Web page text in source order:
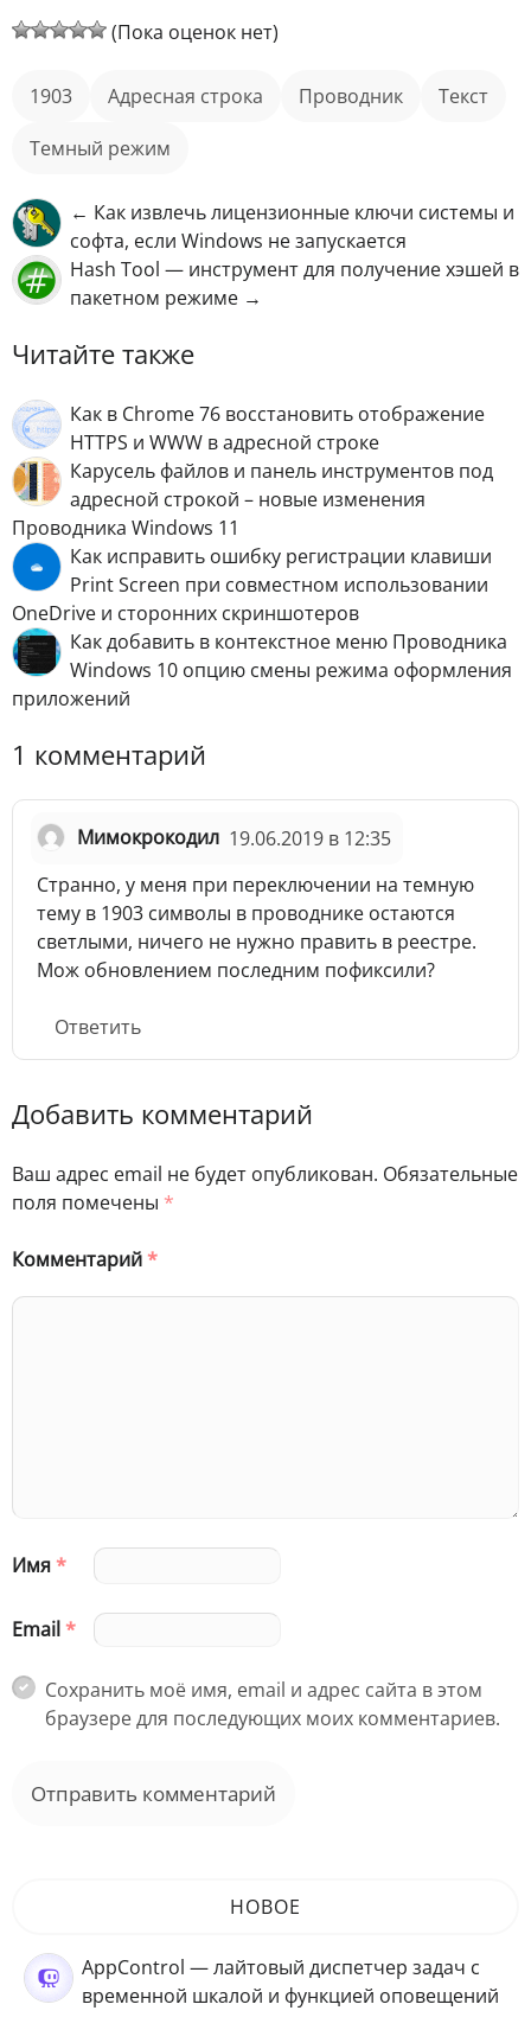
(Пока оценок нет)
1903 адресная строка Проводник
текст
темный режим
← Как извлечь лицензионные ключи системы и
софта, если Windows не запускается
Hash Tool — инструмент для получение хэшей в
пакетном режиме →
Читайте также
Как в Chrome 76 восстановить отображение
HTTPS и WWW в адресной строке
Карусель файлов и панель инструментов под
адресной строкой – новые изменения
Проводника Windows 11
Как исправить ошибку регистрации клавиши
Print Screen при совместном использовании
OneDrive и сторонних скриншотеров
Как добавить в контекстное меню Проводника
Windows 10 опцию смены режима оформления
приложений
1 комментарий
Мимокрокодил 19.06.2019 в 12:35
Странно, у меня при переключении на темную
тему в 1903 символы в проводнике остаются
светлыми, ничего не нужно править в реестре.
Мож обновлением последним пофиксили?
Ответить
Добавить комментарий
Ваш адрес email не будет опубликован. Обязательные
поля помечены *
Комментарий*
Имя*
Email*
Сохранить моё имя, email и адрес сайта в этом
браузере для последующих моих комментариев.
НОВОЕ
AppControl — лайтовый диспетчер задач с
временной шкалой и функцией оповещений